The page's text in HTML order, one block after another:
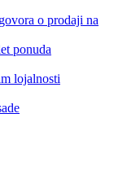
o prodaji na
ponuda
lojalnosti